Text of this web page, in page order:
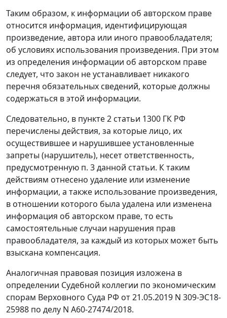
Таким образом, к информации об авторском праве
относится информация, идентифицирующая
произведение, автора или иного правообладателя;
об условиях использования произведения. При этом
из определения информации об авторском праве
следует, что закон не устанавливает никакого
перечня обязательных сведений, которые должны
содержаться в этой информации.
Следовательно, в пункте 2 статьи 1300 ГК РФ
перечислены действия, за которые лицо, их
осуществившее и нарушившее установленные
запреты (нарушитель), несет ответственность,
предусмотренную п. 3 данной статьи. К таким
действиям отнесено удаление или изменение
информации, а также использование произведения,
в отношении которого была удалена или изменена
информация об авторском праве, то есть
самостоятельные случаи нарушения прав
правообладателя, за каждый из которых может быть
взыскана компенсация.
Аналогичная правовая позиция изложена в
определении Судебной коллегии по экономическим
спорам Верховного Суда РФ от 21.05.2019 N 309-ЭС18-
25988 по делу N А60-27474/2018.